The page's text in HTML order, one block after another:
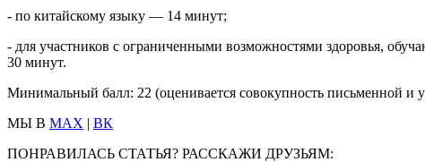
- по китайскому языку — 14 минут;
- для участников с ограниченными возможностями здоровья,
30 минут.
Минимальный балл: 22 (оценивается совокупность письменной и
МЫ В MAX | ВК
ПОНРАВИЛАСЬ СТАТЬЯ? РАССКАЖИ ДРУЗЬЯМ: